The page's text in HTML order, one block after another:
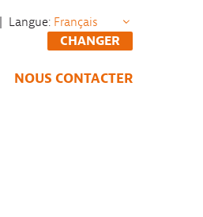
| Langue:
CHANGER
NOUS CONTACTER